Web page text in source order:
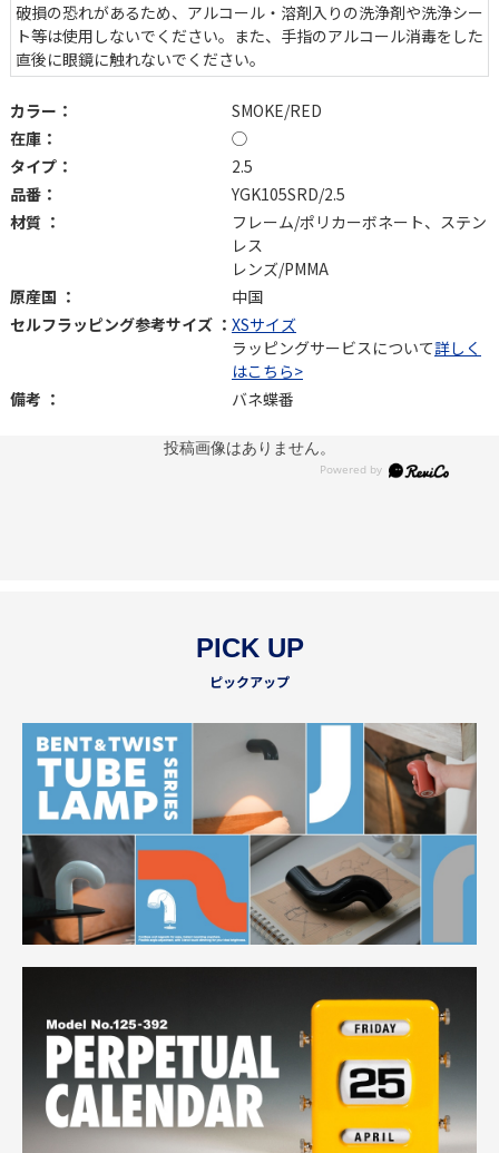
破損の恐れがあるため、アルコール・溶剤入りの洗浄剤や洗浄シー
ト等は使用しないでください。また、手指のアルコール消毒をした
直後に眼鏡に触れないでください。
カラー：
SMOKE/RED
在庫：
◯
タイプ：
2.5
品番：
YGK105SRD/2.5
材質 ：
フレーム/ポリカーボネート、ステン
レス
レンズ/PMMA
原産国 ：
中国
セルフラッピング参考サイズ ： XSサイズ
ラッピングサービスについて詳しく
はこちら>
備考 ：
バネ蝶番
投稿画像はありません。
PICK UP
ピックアップ